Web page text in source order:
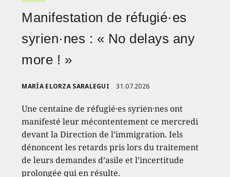
Manifestation de réfugié·es
syrien·nes : « No delays any
more ! »
MARÍA ELORZA SARALEGUI 31.07.2026
Une centaine de réfugié·es syrien·nes ont
manifesté leur mécontentement ce mercredi
devant la Direction de l’immigration. Iels
dénoncent les retards pris lors du traitement
de leurs demandes d’asile et l’incertitude
prolongée qui en résulte.